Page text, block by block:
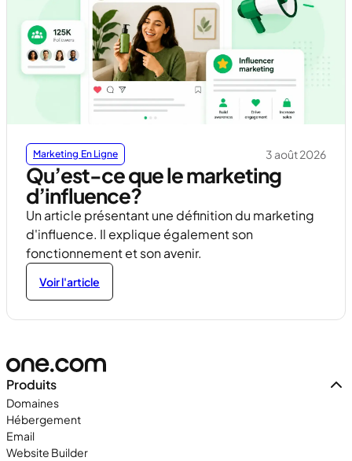
Marketing En Ligne 3 août 2026
Qu’est-ce que le marketing
d’influence?
Un article présentant une définition du marketing
d'influence. Il explique également son
fonctionnement et son avenir.
Voir l'article
Produits
Domaines
Hébergement
Email
Website Builder